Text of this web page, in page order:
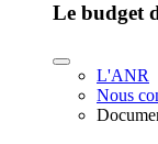
Le budget
L'ANR
Nous